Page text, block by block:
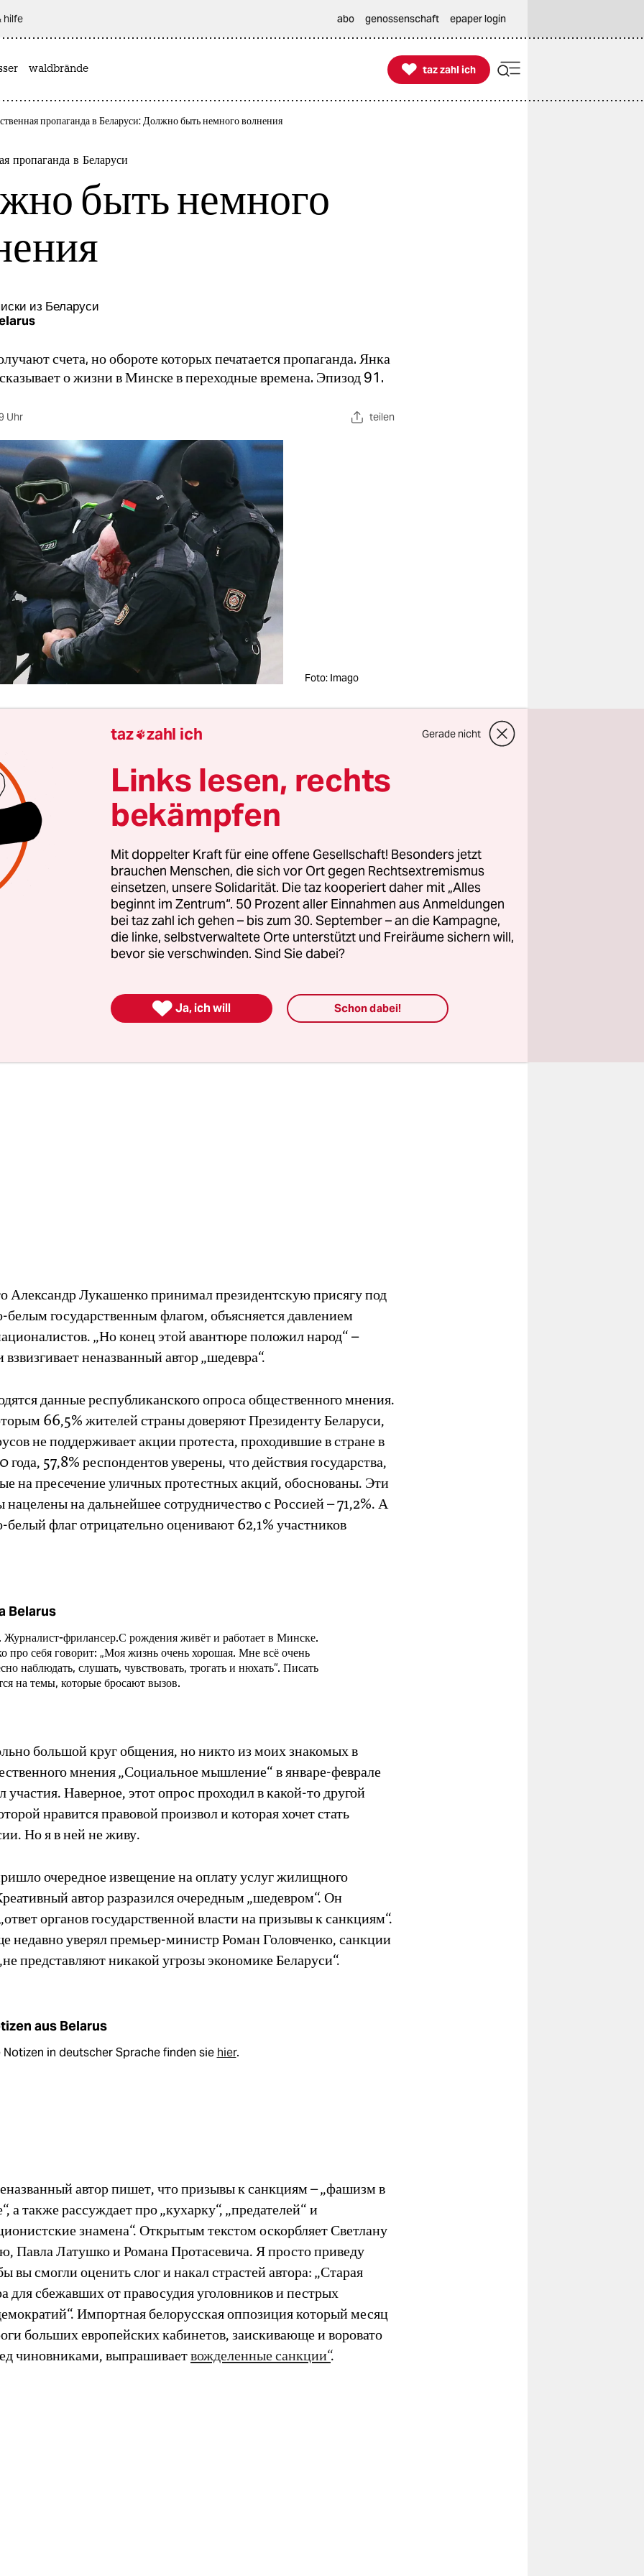
hilfe abo genossenschaft epaper login
waldbrände 
taz zahl ich
taz zahl ich
пропаганда в Беларуси: Должно быть немного волнения
пропаганда в Беларуси
быть немного
из Беларуси
счета, но обороте которых печатается пропаганда. Янка
о жизни в Минске в переходные времена. Эпизод 91.
Uhr teilen
Foto: Imago
минчане получают в почтовый ящик извещения о
платы за жилищно-коммунальные услуги. В нем
какие услуги были оказаны в прошлом месяце:
водоснабжение, отопление и тому подобное. Заплатить эти
до 25 числа следующего месяца.
бумаги получают все горожане, власти решили использовать
целях. Но не размещать телефоны полезных служб, а вести
значимую работу с населением“. Иначе говоря, на обороте этих
печатать откровенную пропаганду. В апреле мы узнали всю
бело-красно-белых флагах. Оказывается, это навязываемый
кому-то выгодный псевдоисторический миф! И под этим
и какими-то предателями и палачами.
Александр Лукашенко принимал президентскую присягу под
белым государственным флагом, объясняется давлением
„Но конец этой авантюре положил народ“ –
взвизгивает неназванный автор „шедевра“.
данные республиканского опроса общественного мнения.
66,5% жителей страны доверяют Президенту Беларуси,
не поддерживает акции протеста, проходившие в стране в
года, 57,8% респондентов уверены, что действия государства,
на пресечение уличных протестных акций, обоснованы. Эти
нацелены на дальнейшее сотрудничество с Россией – 71,2%. А
белый флаг отрицательно оценивают 62,1% участников
Belarus
Журналист-фрилансер.С рождения живёт и работает в Минске.
про себя говорит: „Моя жизнь очень хорошая. Мне всё очень
наблюдать, слушать, чувствовать, трогать и нюхать“. Писать
на темы, которые бросают вызов.
большой круг общения, но никто из моих знакомых в
мнения „Социальное мышление“ в январе-феврале
участия. Наверное, этот опрос проходил в какой-то другой
нравится правовой произвол и которая хочет стать
Но я в ней не живу.
очередное извещение на оплату услуг жилищного
автор разразился очередным „шедевром“. Он
органов государственной власти на призывы к санкциям“.
недавно уверял премьер-министр Роман Головченко, санкции
представляют никакой угрозы экономике Беларуси“.
aus Belarus
Notizen in deutscher Sprache finden sie hier.
автор пишет, что призывы к санкциям – „фашизм в
а также рассуждает про „кухарку“, „предателей“ и
знамена“. Открытым текстом оскорбляет Светлану
Павла Латушко и Романа Протасевича. Я просто приведу
вы смогли оценить слог и накал страстей автора: „Старая
для сбежавших от правосудия уголовников и пестрых
Импортная белорусская оппозиция который месяц
больших европейских кабинетов, заискивающе и воровато
чиновниками, выпрашиваетвожделенные санкции“.
taz zahl ich Gerade nicht
Links lesen, rechts
bekämpfen
Mit doppelter Kraft für eine offene Gesellschaft! Besonders jetzt
brauchen Menschen, die sich vor Ort gegen Rechtsextremismus
einsetzen, unsere Solidarität. Die taz kooperiert daher mit „Alles
beginnt im Zentrum“. 50 Prozent aller Einnahmen aus Anmeldungen
bei taz zahl ich gehen – bis zum 30. September – an die Kampagne,
die linke, selbstverwaltete Orte unterstützt und Freiräume sichern will,
bevor sie verschwinden. Sind Sie dabei?
 Ja, ich will Schon dabei!